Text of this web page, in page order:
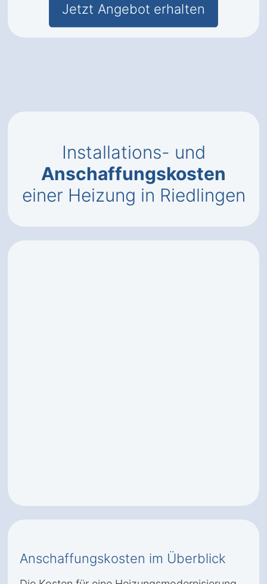
Jetzt Angebot erhalten
Installations- und
Anschaffungskosten
einer Heizung in Riedlingen
Anschaffungskosten im Überblick